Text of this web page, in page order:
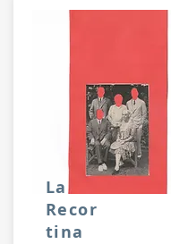
La
Recor
tina